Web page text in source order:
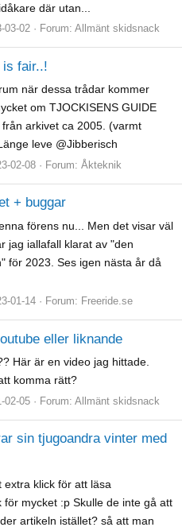
där utan...
03-02 Forum: Allmänt skidsnack
fair..!
när dessa trådar kommer
om TJOCKISENS GUIDE
arkivet ca 2005. (varmt
leve @Jibberisch
02-08 Forum: Åkteknik
+ buggar
förens nu... Men det visar väl
jag iallafall klarat av "den
för 2023. Ses igen nästa år då
01-14 Forum: Freeride.se
eller liknande
Här är en video jag hittade.
komma rätt?
02-05 Forum: Allmänt skidsnack
sin tjugoandra vinter med
klick för att läsa
mycket :p Skulle de inte gå att
artikeln istället? så att man